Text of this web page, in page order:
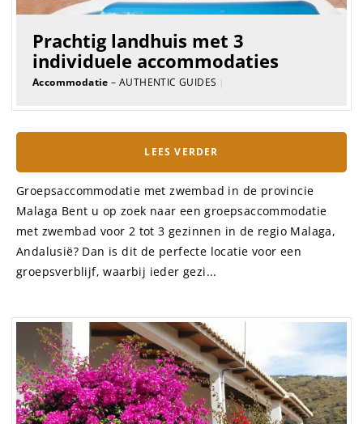
Prachtig landhuis met 3
individuele accommodaties
Accommodatie – AUTHENTIC GUIDES |
LEES VERDER
Groepsaccommodatie met zwembad in de provincie
Malaga Bent u op zoek naar een groepsaccommodatie
met zwembad voor 2 tot 3 gezinnen in de regio Malaga,
Andalusië? Dan is dit de perfecte locatie voor een
groepsverblijf, waarbij ieder gezi...